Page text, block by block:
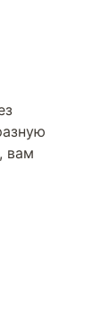
вам